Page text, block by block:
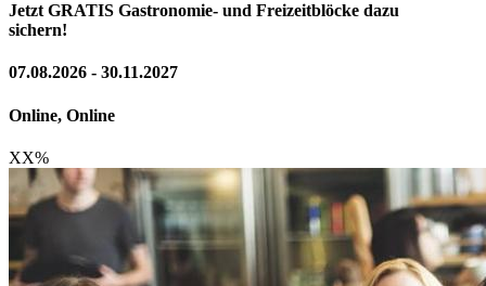
Jetzt GRATIS Gastronomie- und Freizeitblöcke dazu
sichern!
07.08.2026 - 30.11.2027
Online, Online
XX%